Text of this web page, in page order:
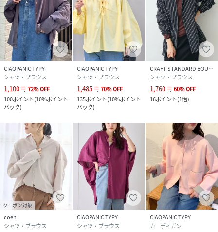
※画像の商品はサンプルです。 実際の商品と仕様、加工、サ
イズ、素材が若干異なる場合がございます。
性別タイプ レディース
原産国 ミャンマー
素材 ポリエステル100%
サイズ ONE
品番
NR5599_TYZ1051204A0001
TYZ1051204A0001-1-1A NR5599 )
CIAOPANIC TYPY
シャツ・ブラウス
1,100円 72%OFF
100ポイント(10%ポイント
バック)
CIAOPANIC TYPY
シャツ・ブラウス
1,485円 70%OFF
135ポイント(10%ポイント
バック)
CRAFT STANDARD BOUTIQUE
シャツ・ブラウス
1,760円 60%OFF
16ポイント(1倍)
クーポン対象
coen
シャツ・ブラウス
CIAOPANIC TYPY
シャツ・ブラウス
CIAOPANIC TYPY
カーディガン